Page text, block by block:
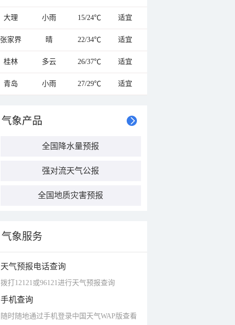
大理 小雨 15/24℃ 适宜
张家界 晴 22/34℃ 适宜
桂林 多云 26/37℃ 适宜
青岛 小雨 27/29℃ 适宜
气象产品
全国降水量预报
强对流天气公报
全国地质灾害预报
气象服务
天气预报电话查询
拨打12121或96121进行天气预报查询
手机查询
随时随地通过手机登录中国天气WAP版查看